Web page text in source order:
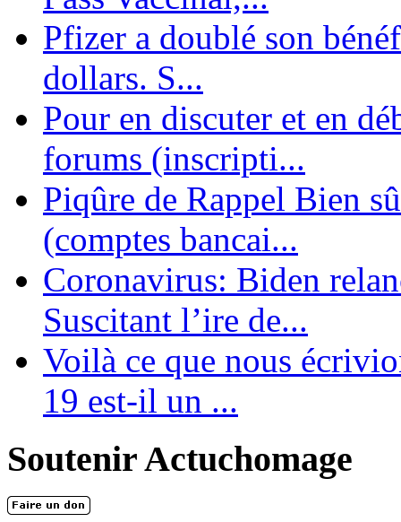
Pfizer a doublé son
dollars. S...
Pour en discuter et en
forums (inscripti...
Piqûre de Rappel Bien
(comptes bancai...
Coronavirus: Biden
Suscitant l’ire de...
Voilà ce que nous
19 est-il un ...
Soutenir Actuchomage